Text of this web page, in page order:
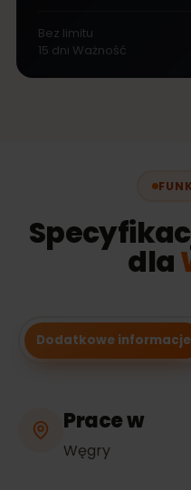
Bez limitu
15 dni Ważność
dla
Dodatkowe informacje
Prace w
Węgry